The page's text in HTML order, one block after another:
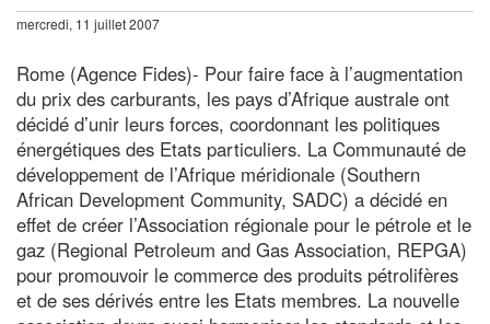
mercredi, 11 juillet 2007
Rome (Agence Fides)- Pour faire face à l’augmentation
du prix des carburants, les pays d’Afrique australe ont
décidé d’unir leurs forces, coordonnant les politiques
énergétiques des Etats particuliers. La Communauté de
développement de l’Afrique méridionale (Southern
African Development Community, SADC) a décidé en
effet de créer l’Association régionale pour le pétrole et le
gaz (Regional Petroleum and Gas Association, REPGA)
pour promouvoir le commerce des produits pétrolifères
et de ses dérivés entre les Etats membres. La nouvelle